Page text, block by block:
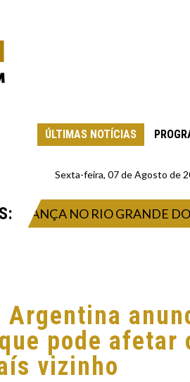
ÚLTIMAS NOTÍCIAS
Sexta-feira, 07 de Agosto de
NO RIO GRANDE DO SUL
Argentina
pode afetar
vizinho